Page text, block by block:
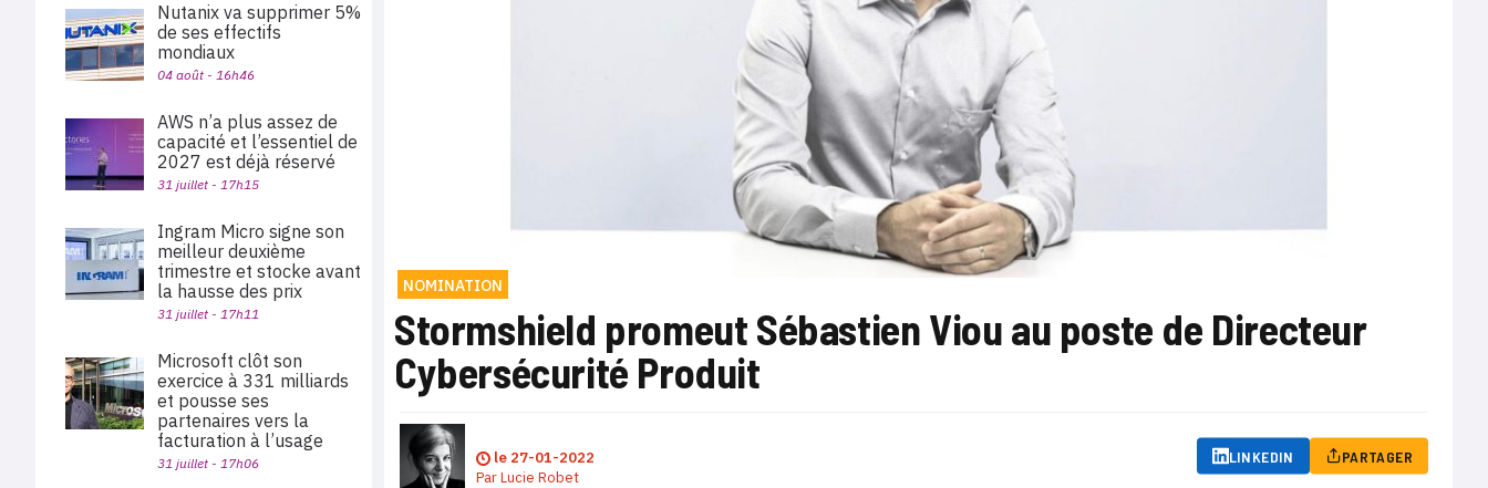
NOMINATION
Stormshield promeut Sébastien Viou au poste de Directeur
Cybersécurité Produit
le 27-01-2022
ParLucie Robet
LINKEDIN PARTAGER
Nutanix va supprimer 5%
de ses effectifs
mondiaux
04 août - 16h46
AWS n’a plus assez de
capacité et l’essentiel de
2027 est déjà réservé
31 juillet - 17h15
Ingram Micro signe son
meilleur deuxième
trimestre et stocke avant
la hausse des prix
31 juillet - 17h11
Microsoft clôt son
exercice à 331 milliards
et pousse ses
partenaires vers la
facturation à l’usage
31 juillet - 17h06